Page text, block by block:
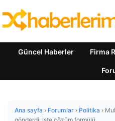
Güncel Haberler Firma
Ana sayfa › Forumlar › Politika ›